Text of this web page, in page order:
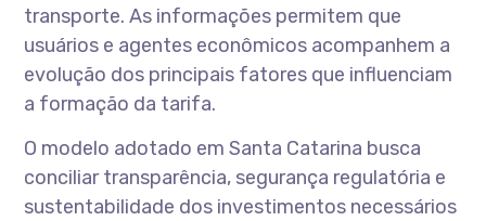
transporte. As informações permitem que
usuários e agentes econômicos acompanhem a
evolução dos principais fatores que influenciam
a formação da tarifa.
O modelo adotado em Santa Catarina busca
conciliar transparência, segurança regulatória e
sustentabilidade dos investimentos necessários